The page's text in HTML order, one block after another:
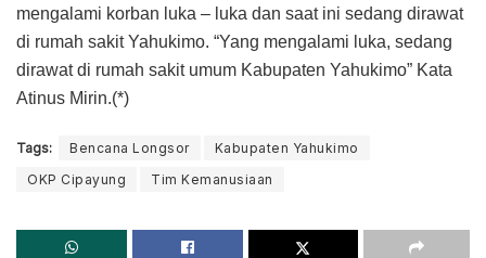
mengalami korban luka – luka dan saat ini sedang dirawat
di rumah sakit Yahukimo. “Yang mengalami luka, sedang
dirawat di rumah sakit umum Kabupaten Yahukimo” Kata
Atinus Mirin.(*)
Tags: Bencana Longsor
Kabupaten Yahukimo
OKP Cipayung
Tim Kemanusiaan